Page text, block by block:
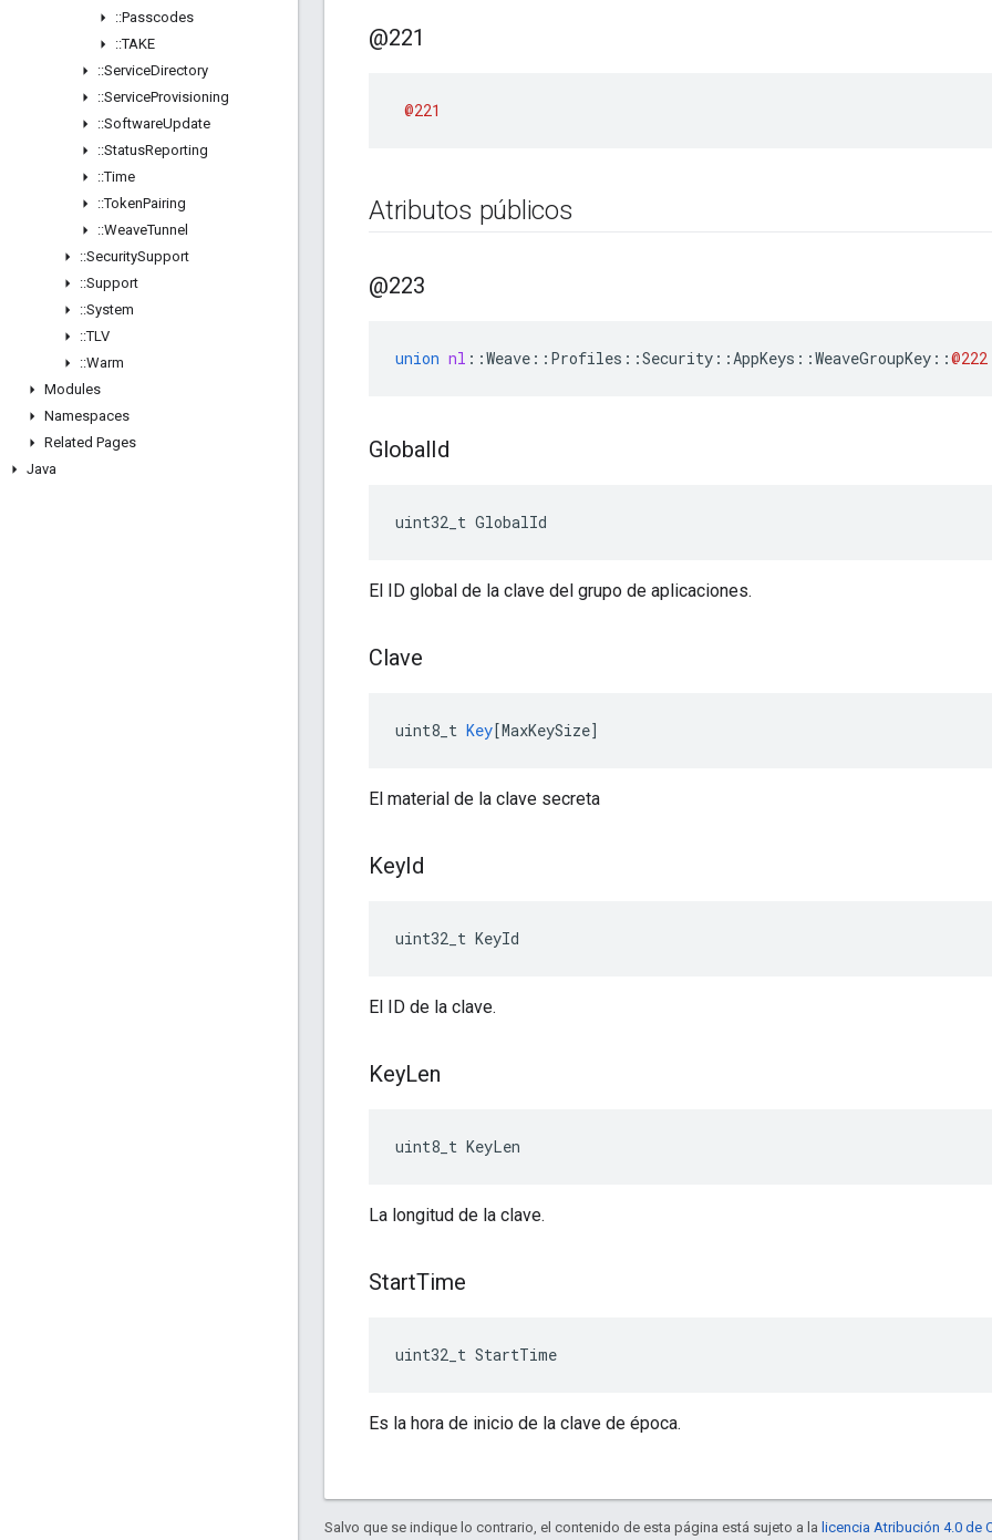
::Passcodes
::TAKE
::ServiceDirectory
::ServiceProvisioning
::SoftwareUpdate
::StatusReporting
::Time
::TokenPairing
::WeaveTunnel
::SecuritySupport
::Support
::System
::TLV
::Warm
Modules
Namespaces
Related Pages
Java
@221
@221
Atributos públicos
@223
union nl ::Weave :: Profiles ::Security ::AppKeys ::WeaveGroupKey ::@222
GlobalId
uint32_t GlobalId
El ID global de la clave del grupo de aplicaciones.
Clave
uint8_t Key[MaxKeySize]
El material de la clave secreta
KeyId
uint32_t KeyId
El ID de la clave.
KeyLen
uint8_t KeyLen
La longitud de la clave.
StartTime
uint32_t StartTime
Es la hora de inicio de la clave de época.
Salvo que se indique lo contrario, el contenido de esta página está sujeto a la licencia Atribución 4.0 de